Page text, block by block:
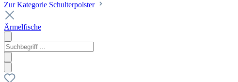
Zur Kategorie Schulterpolster
Ärmelfische